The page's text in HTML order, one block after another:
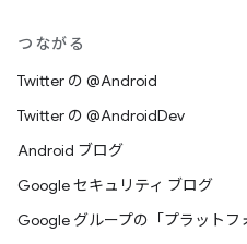
つながる
Twitter の @Android
Twitter の @AndroidDev
Android ブログ
Google セキュリティ ブログ
Google グループの「プラットフ